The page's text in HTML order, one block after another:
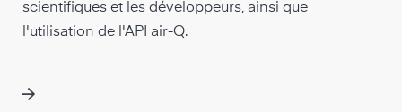
scientifiques et les développeurs, ainsi que
l'utilisation de l'API air-Q.